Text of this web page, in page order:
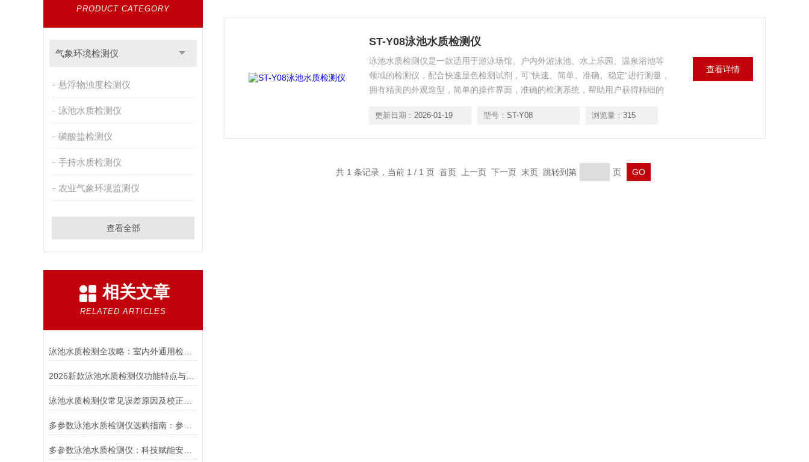
PRODUCT CATEGORY
气象环境检测仪
悬浮物浊度检测仪
泳池水质检测仪
磷酸盐检测仪
手持水质检测仪
农业气象环境监测仪
查看全部
相关文章
RELATED ARTICLES
2026新款泳池水质检测仪功能特点与优势全解析
多参数泳池水质检测仪：科技赋能安全游泳环境
ST-Y08泳池水质检测仪
泳池水质检测仪是一款适用于游泳场馆、户内外游泳池、水上乐园、温泉浴池等
领域的检测仪，配合快速显色检测试剂，可“快速、简单、准确、稳定“进行测量，
拥有精美的外观造型，简单的操作界面，准确的检测系统，帮助用户获得精细的
更新日期： 2026-01-19 型号： ST-Y08 浏览量： 315
查看详情
共 1 条记录，当前 1 / 1 页 首页 上一页 下一页 末页 跳转到第 页